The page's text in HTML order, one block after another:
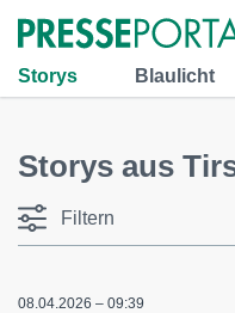
Storys Blaulicht
Storys aus
Filtern
08.04.2026 – 09:39